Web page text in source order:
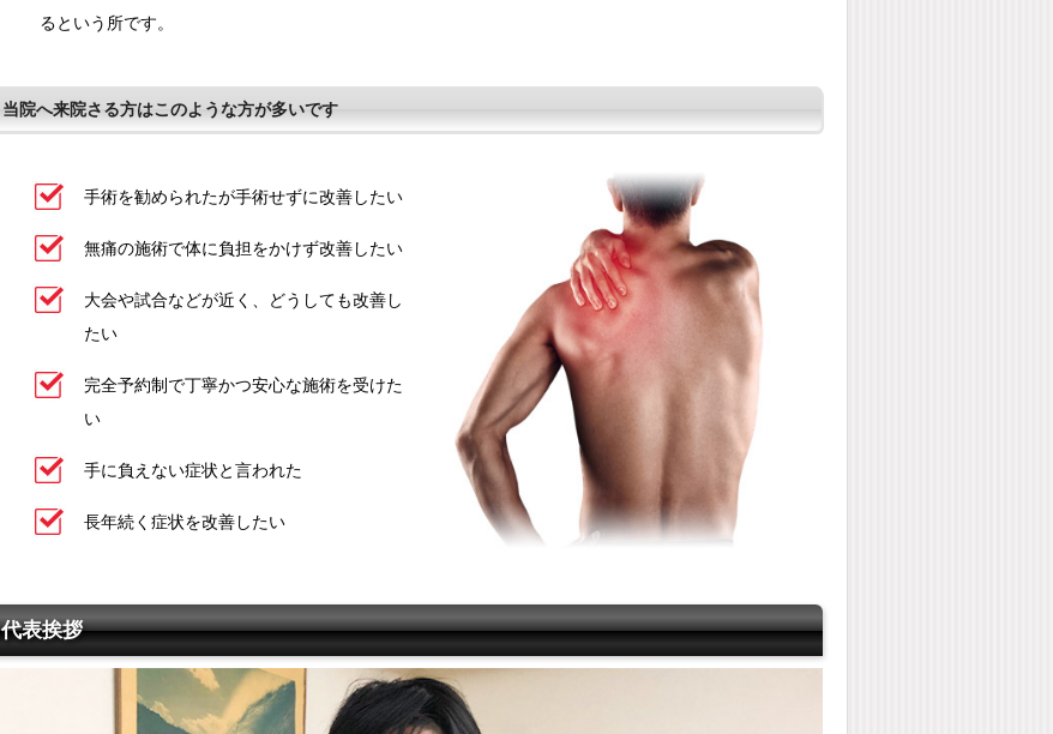
るという所です。
当院へ来院さる方はこのような方が多いです
手術を勧められたが手術せずに改善したい
無痛の施術で体に負担をかけず改善したい
大会や試合などが近く、どうしても改善し
たい
完全予約制で丁寧かつ安心な施術を受けた
い
手に負えない症状と言われた
長年続く症状を改善したい
代表挨拶